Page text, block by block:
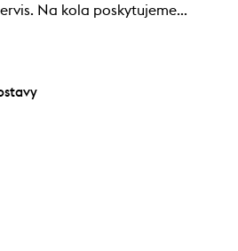
Na kola poskytujeme…